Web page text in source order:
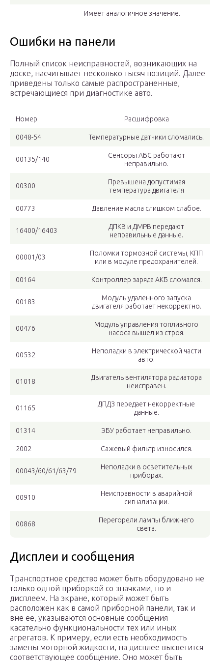
Имеет аналогичное значение.
Ошибки на панели
Полный список неисправностей, возникающих на
доске, насчитывает несколько тысяч позиций. Далее
приведены только самые распространенные,
встречающиеся при диагностике авто.
Номер Расшифровка
0048-54 Температурные датчики сломались.
00135/140
Сенсоры АБС работают
неправильно.
00300
Превышена допустимая
температура двигателя
00773 Давление масла слишком слабое.
16400/16403
ДПКВ и ДМРВ передают
неправильные данные.
00001/03
Поломки тормозной системы, КПП
или в модуле предохранителей.
00164 Контроллер заряда АКБ сломался.
00183
Модуль удаленного запуска
двигателя работает некорректно.
00476
Модуль управления топливного
насоса вышел из строя.
00532
Неполадки в электрической части
авто.
01018
Двигатель вентилятора радиатора
неисправен.
01165
ДПДЗ передает некорректные
данные.
01314 ЭБУ работает неправильно.
2002 Сажевый фильтр износился.
00043/60/61/63/79
Неполадки в осветительных
приборах.
00910
Неисправности в аварийной
сигнализации.
00868
Перегорели лампы ближнего
света.
Дисплеи и сообщения
Транспортное средство может быть оборудовано не
только одной приборкой со значками, но и
дисплеем. На экране, который может быть
расположен как в самой приборной панели, так и
вне ее, указываются основные сообщения
касательно функциональности тех или иных
агрегатов. К примеру, если есть необходимость
замены моторной жидкости, на дисплее высветится
соответствующее сообщение. Оно может быть